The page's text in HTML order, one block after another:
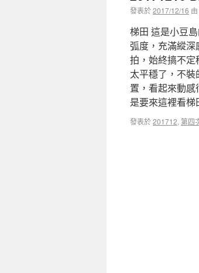
發表於2017/12/16 由
梯田 這是小豆
弧度，充滿縱深
拍，始終搞不定
太平穩了，不
置，看起來動
是要來這裡看
發表於201712, 第四